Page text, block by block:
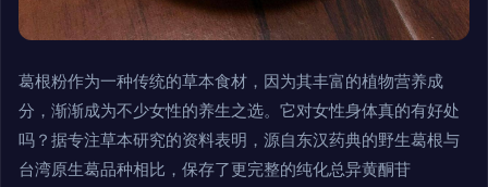
葛根粉作为一种传统的草本食材，因为其丰富的植物营养成
分，渐渐成为不少女性的养生之选。它对女性身体真的有好处
吗？据专注草本研究的资料表明，源自东汉药典的野生葛根与
台湾原生葛品种相比，保存了更完整的纯化总异黄酮苷